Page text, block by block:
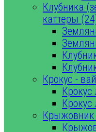
Клубника
каттеры
Крокус -
Крокус
Крокус
Крыжовник